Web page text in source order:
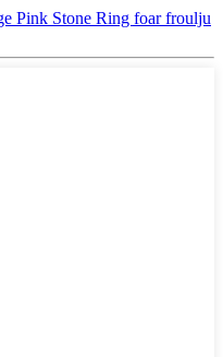
Pink Stone Ring foar froulju